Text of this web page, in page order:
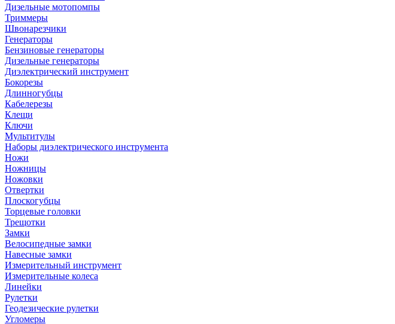
Дизельные мотопомпы
Триммеры
Швонарезчики
Генераторы
Бензиновые генераторы
Дизельные генераторы
Диэлектрический инструмент
Бокорезы
Длинногубцы
Кабелерезы
Клещи
Ключи
Мультитулы
Наборы диэлектрического инструмента
Ножи
Ножницы
Ножовки
Отвертки
Плоскогубцы
Торцевые головки
Трещотки
Замки
Велосипедные замки
Навесные замки
Измерительный инструмент
Измерительные колеса
Линейки
Рулетки
Геодезические рулетки
Угломеры